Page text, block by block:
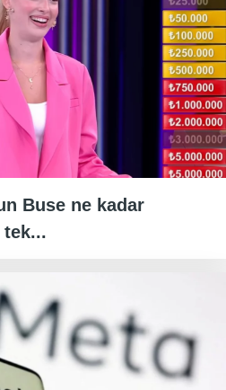
Buse ne kadar
tek...